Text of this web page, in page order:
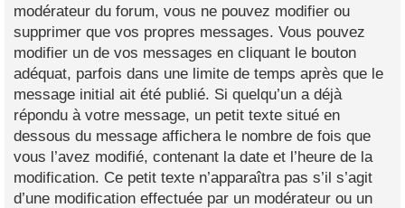
modérateur du forum, vous ne pouvez modifier ou
supprimer que vos propres messages. Vous pouvez
modifier un de vos messages en cliquant le bouton
adéquat, parfois dans une limite de temps après que le
message initial ait été publié. Si quelqu’un a déjà
répondu à votre message, un petit texte situé en
dessous du message affichera le nombre de fois que
vous l’avez modifié, contenant la date et l’heure de la
modification. Ce petit texte n’apparaîtra pas s’il s’agit
d’une modification effectuée par un modérateur ou un